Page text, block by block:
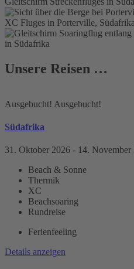
Unsere Reisen …
Ausgebucht! Ausgebucht!
Südafrika
31. Oktober 2026 - 14. November
Beach & Sonne
Thermik
XC
Beachsoaring
Rundreise
Ferienfeeling
Details anzeigen